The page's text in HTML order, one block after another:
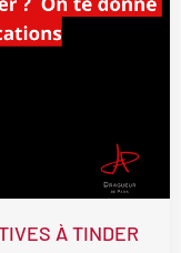
À TINDER